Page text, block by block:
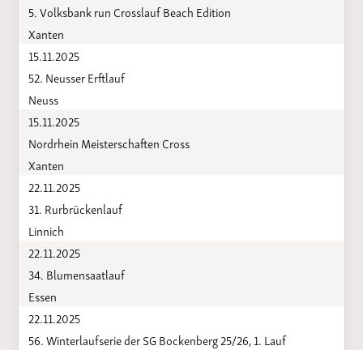
5. Volksbank run Crosslauf Beach Edition
Xanten
15.11.2025
52. Neusser Erftlauf
Neuss
15.11.2025
Nordrhein Meisterschaften Cross
Xanten
22.11.2025
31. Rurbrückenlauf
Linnich
22.11.2025
34. Blumensaatlauf
Essen
22.11.2025
56. Winterlaufserie der SG Bockenberg 25/26, 1. Lauf